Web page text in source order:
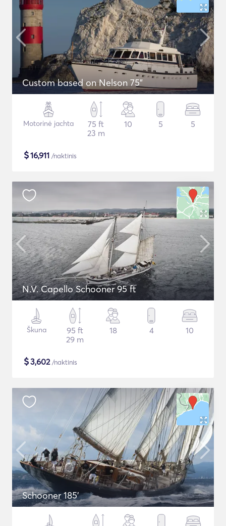
Custom based on Nelson 75"
Motorinė jachta
75 ft
23 m
10 5 5
$16,911 /naktinis
N.V. Capello Schooner 95 ft
Škuna
95 ft
29 m
18 4 10
$3,602/naktinis
Schooner 185'